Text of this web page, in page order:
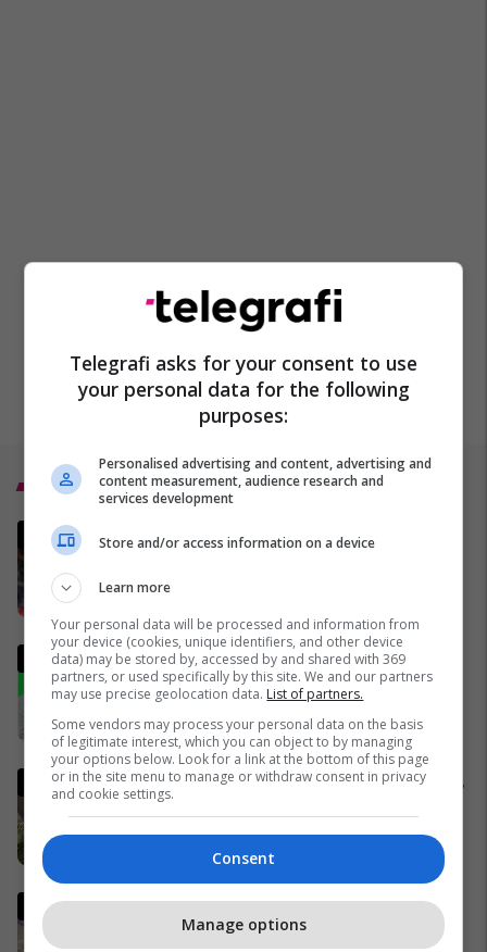
Top 5
Italia mund të kualifikohet në
Analisti turk kritikon ashpër
gjestin e Kerem Akturkoglu
ndaj Kosovës
01/04/2026
Gjermania shtrëngon rregullat,
shtetit
04/04/2026
Trump publikon pamjet e
shkatërrimit të urës iraniane,
Telegrafi asks for your consent to use
your personal data for the following
purposes:
Personalised advertising and content, advertising and
content measurement, audience research and
services development
Store and/or access information on a device
Learn more
Your personal data will be processed and information from
your device (cookies, unique identifiers, and other device
data) may be stored by, accessed by and shared with 369
partners, or used specifically by this site. We and our partners
may use precise geolocation data. List of partners.
Some vendors may process your personal data on the basis
of legitimate interest, which you can object to by managing
your options below. Look for a link at the bottom of this page
or in the site menu to manage or withdraw consent in privacy
and cookie settings.
Consent
Manage options